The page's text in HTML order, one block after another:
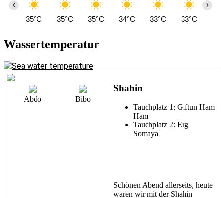
35°C 35°C 35°C 34°C 33°C 33°C
‹ ›
Wassertemperatur
Abdo Bibo
Shahin
Tauchplatz 1: Giftun Ham
Ham
Tauchplatz 2: Erg
Somaya
Schönen Abend allerseits, heute
waren wir mit der Shahin